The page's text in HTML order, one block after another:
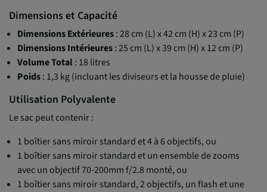
Dimensions et Capacité
Dimensions Extérieures: 28 cm (L) x 42 cm (H) x 23 cm (P)
Dimensions Intérieures: 25 cm (L) x 39 cm (H) x 12 cm (P)
Volume Total: 18 litres
Poids: 1,3 kg (incluant les diviseurs et la housse de pluie)
Utilisation Polyvalente
Le sac peut contenir :
1 boîtier sans miroir standard et 4 à 6 objectifs, ou
1 boîtier sans miroir standard et un ensemble de zooms
avec un objectif 70-200mm f/2.8 monté, ou
1 boîtier sans miroir standard, 2 objectifs, un flash et une